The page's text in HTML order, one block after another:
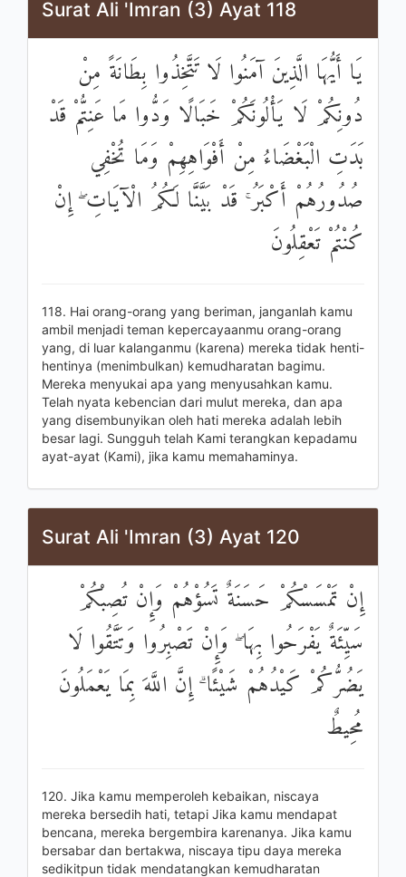
Surat Ali 'Imran (3) Ayat 118
يَا أَيُّهَا الَّذِينَ آمَنُوا لَا تَتَّخِذُوا بِطَانَةً مِنْ
دُونِكُمْ لَا يَأْلُونَكُمْ خَبَالًا وَدُّوا مَا عَنِتُّمْ قَدْ
بَدَتِ الْبَغْضَاءُ مِنْ أَفْوَاهِهِمْ وَمَا تُخْفِي
صُدُورُهُمْ أَكْبَرُ ۚ قَدْ بَيَّنَّا لَكُمُ الْآيَاتِ ۖ إِنْ
كُنْتُمْ تَعْقِلُونَ
118. Hai orang-orang yang beriman, janganlah kamu
ambil menjadi teman kepercayaanmu orang-orang
yang, di luar kalanganmu (karena) mereka tidak henti-
hentinya (menimbulkan) kemudharatan bagimu.
Mereka menyukai apa yang menyusahkan kamu.
Telah nyata kebencian dari mulut mereka, dan apa
yang disembunyikan oleh hati mereka adalah lebih
besar lagi. Sungguh telah Kami terangkan kepadamu
ayat-ayat (Kami), jika kamu memahaminya.
Surat Ali 'Imran (3) Ayat 120
إِنْ تَمْسَسْكُمْ حَسَنَةٌ تَسُؤْهُمْ وَإِنْ تُصِبْكُمْ
سَيِّئَةٌ يَفْرَحُوا بِهَا ۖ وَإِنْ تَصْبِرُوا وَتَتَّقُوا لَا
يَضُرُّكُمْ كَيْدُهُمْ شَيْئًا ۗ إِنَّ اللَّهَ بِمَا يَعْمَلُونَ
مُحِيطٌ
120. Jika kamu memperoleh kebaikan, niscaya
mereka bersedih hati, tetapi Jika kamu mendapat
bencana, mereka bergembira karenanya. Jika kamu
bersabar dan bertakwa, niscaya tipu daya mereka
sedikitpun tidak mendatangkan kemudharatan